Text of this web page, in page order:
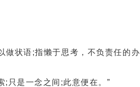
状语;指懒于思考，不负责任的办
只是一念之间;此意便在。”